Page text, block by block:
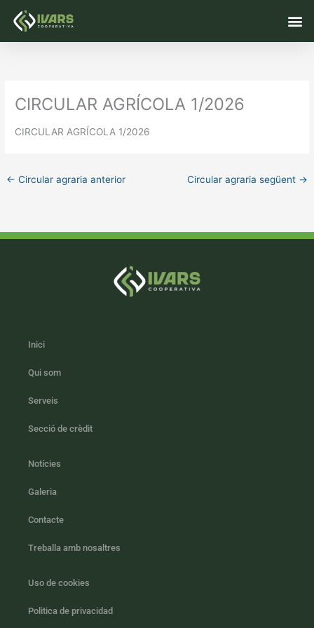
CIRCULAR AGRÍCOLA 1/2026
CIRCULAR AGRÍCOLA 1/2026
← Circular agraria anterior Circular agraria següent →
Inici
Qui som
Serveis
Secció de crèdit
Notícies
Galeria
Contacte
Treballa amb nosaltres
Uso de cookies
Politica de privacidad